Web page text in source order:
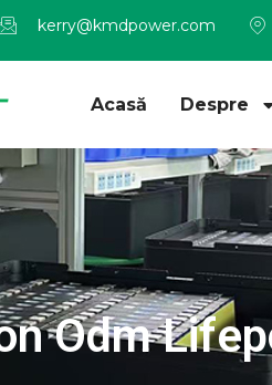
kerry@kmdpower.com
Acasă Despre
Odm